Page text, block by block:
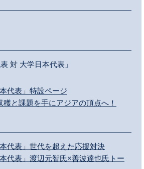
対 大学日本代表」
代表」特設ページ
と課題を手にアジアの頂点へ！
代表」世代を超えた応援対決
代表」渡辺元智氏×善波達也氏トー